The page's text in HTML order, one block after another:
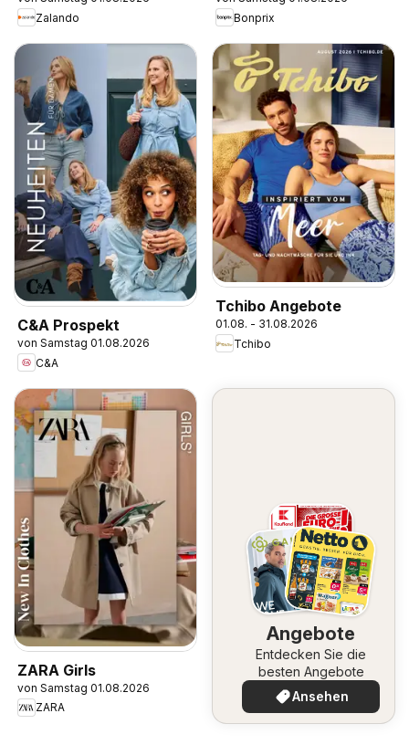
Zalando
Bonprix
C&A Prospekt
von Samstag 01.08.2026
C&A
Tchibo Angebote
01.08. - 31.08.2026
Tchibo
ZARA Girls
von Samstag 01.08.2026
ZARA
Angebote
Entdecken Sie die
besten Angebote
Ansehen